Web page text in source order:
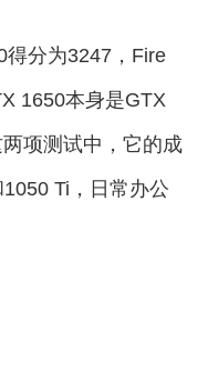
得分为3247，Fire
1650本身是GTX
项测试中，它的成
Ti，日常办公